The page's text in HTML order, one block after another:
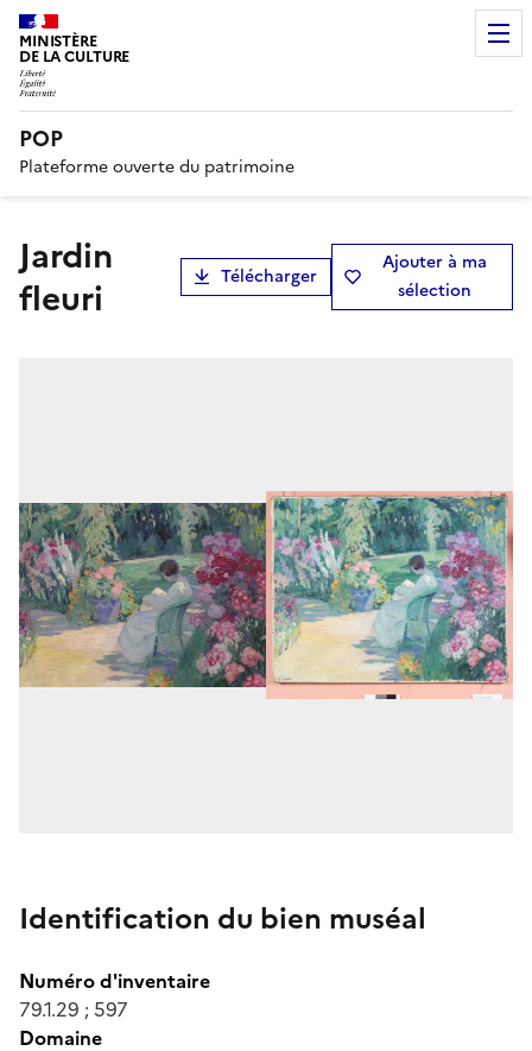
MINISTÈRE
DE LA CULTURE
POP
Plateforme ouverte du patrimoine
Jardin
fleuri
Télécharger
Ajouter à ma
sélection
Identification du bien muséal
Numéro d'inventaire
79.1.29 ; 597
Domaine